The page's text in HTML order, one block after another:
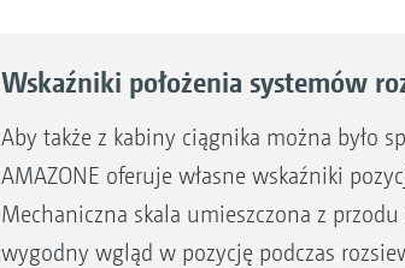
Wskaźniki położenia systemów
Aby także z kabiny ciągnika można było
AMAZONE oferuje własne wskaźniki
Mechaniczna skala umieszczona z
wygodny wgląd w pozycję podczas